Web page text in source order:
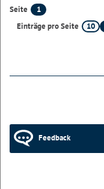
Seite
1
Einträge pro Seite
10
Feedback